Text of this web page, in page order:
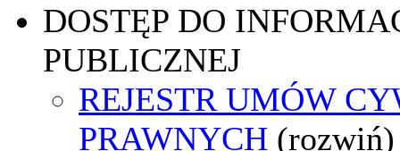
DOSTĘP DO
PUBLICZNEJ
REJESTR UMÓW
PRAWNYCH (rozwiń)